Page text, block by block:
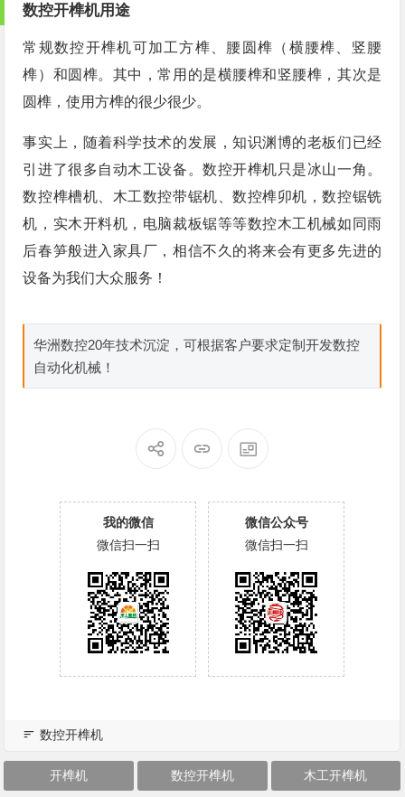
数控开榫机用途
常规数控开榫机可加工方榫、腰圆榫（横腰榫、竖腰
榫）和圆榫。其中，常用的是横腰榫和竖腰榫，其次是
圆榫，使用方榫的很少很少。
事实上，随着科学技术的发展，知识渊博的老板们已经
引进了很多自动木工设备。数控开榫机只是冰山一角。
数控榫槽机、木工数控带锯机、数控榫卯机，数控锯铣
机，实木开料机，电脑裁板锯等等数控木工机械如同雨
后春笋般进入家具厂，相信不久的将来会有更多先进的
设备为我们大众服务！
华洲数控20年技术沉淀，可根据客户要求定制开发数控
自动化机械！
我的微信
微信扫一扫
微信公众号
微信扫一扫
数控开榫机
开榫机 数控开榫机 木工开榫机